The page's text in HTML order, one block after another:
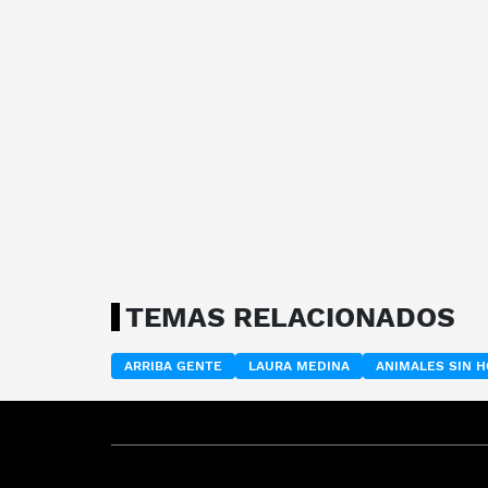
TEMAS RELACIONADOS
ARRIBA GENTE LAURA MEDINA ANIMALES SIN